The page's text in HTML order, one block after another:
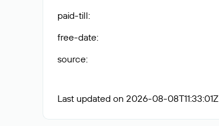
paid-till:
free-date:
source:
Last updated on 2026-08-08T11:33:01Z